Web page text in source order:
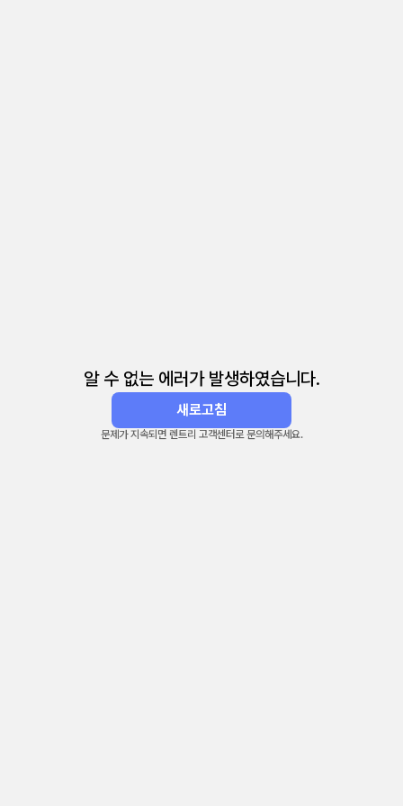
알 수 없는 에러가 발생하였습니다.
새로고침
문제가 지속되면 렌트리 고객센터로 문의해주세요.